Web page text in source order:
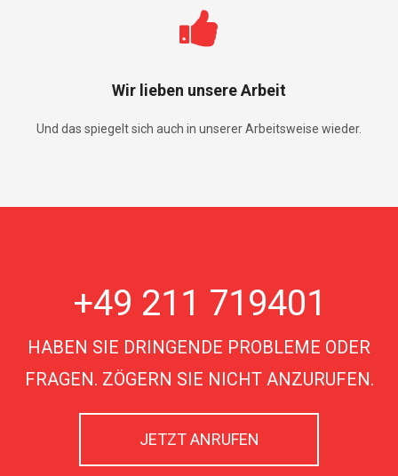
Wir lieben unsere Arbeit
Und das spiegelt sich auch in unserer Arbeitsweise wieder.
+49 211 719401
HABEN SIE DRINGENDE PROBLEME ODER
FRAGEN. ZÖGERN SIE NICHT ANZURUFEN.
JETZT ANRUFEN